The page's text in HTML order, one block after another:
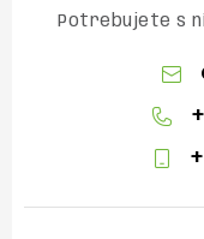
Potrebujete s